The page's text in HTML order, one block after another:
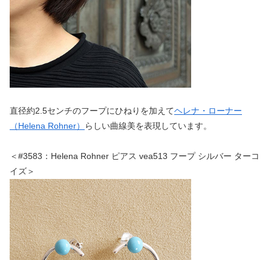
直径約2.5センチのフープにひねりを加えてヘレナ・ローナー
（Helena Rohner）
らしい曲線美を表現しています。
＜#3583：Helena Rohner ピアス vea513 フープ シルバー ターコ
イズ＞